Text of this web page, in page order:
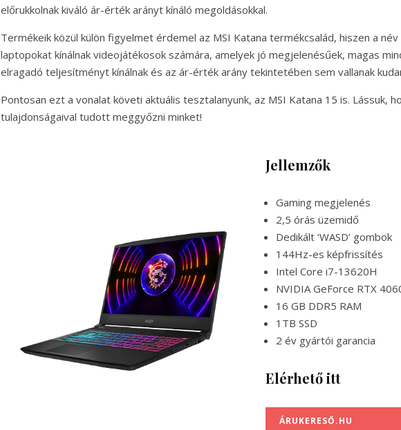
előrukkolnak kiváló ár-érték arányt kínáló megoldásokkal.
Termékeik közül külön figyelmet érdemel az MSI Katana termékcsalád, hiszen a
laptopokat kínálnak videojátékosok számára, amelyek jó megjelenésűek, magas
elragadó teljesítményt kínálnak és az ár-érték arány tekintetében sem vallanak
Pontosan ezt a vonalat követi aktuális tesztalanyunk, az MSI Katana 15 is. Lássuk,
tulajdonságaival tudott meggyőzni minket!
Jellemzők
Gaming megjelenés
2,5 órás üzemidő
Dedikált ‘WASD’ gombok
144Hz-es képfrissítés
Intel Core i7-13620H
NVIDIA GeForce RTX
16 GB DDR5 RAM
1TB SSD
2 év gyártói garancia
Elérhető itt
ÁRUKERESŐ.HU